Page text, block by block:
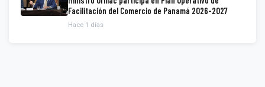
Facilitación del Comercio de Panamá 2026-2027
Hace 1 días